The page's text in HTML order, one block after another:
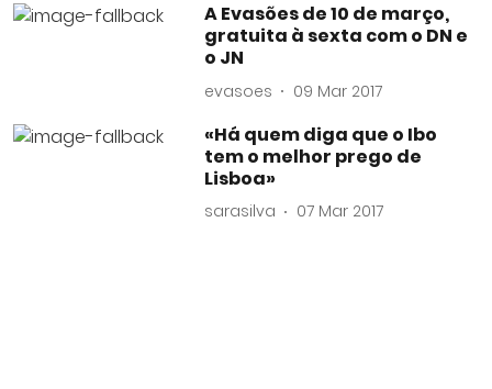
A Evasões de 10 de março,
gratuita à sexta com o DN e
o JN
evasoes 09 Mar 2017
«Há quem diga que o Ibo
tem o melhor prego de
Lisboa»
sarasilva 07 Mar 2017